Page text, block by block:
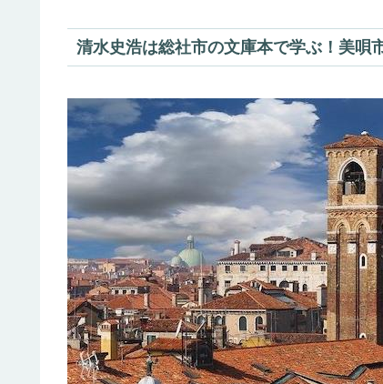
清水史浩は総社市の文庫本で学ぶ！美唄